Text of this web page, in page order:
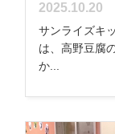
2025.10.20
サンライズ
は、高野豆腐
か...